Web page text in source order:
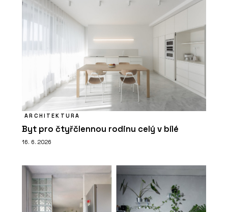
ARCHITEKTURA
Byt pro čtyřčlennou rodinu celý v bílé
16. 6. 2026